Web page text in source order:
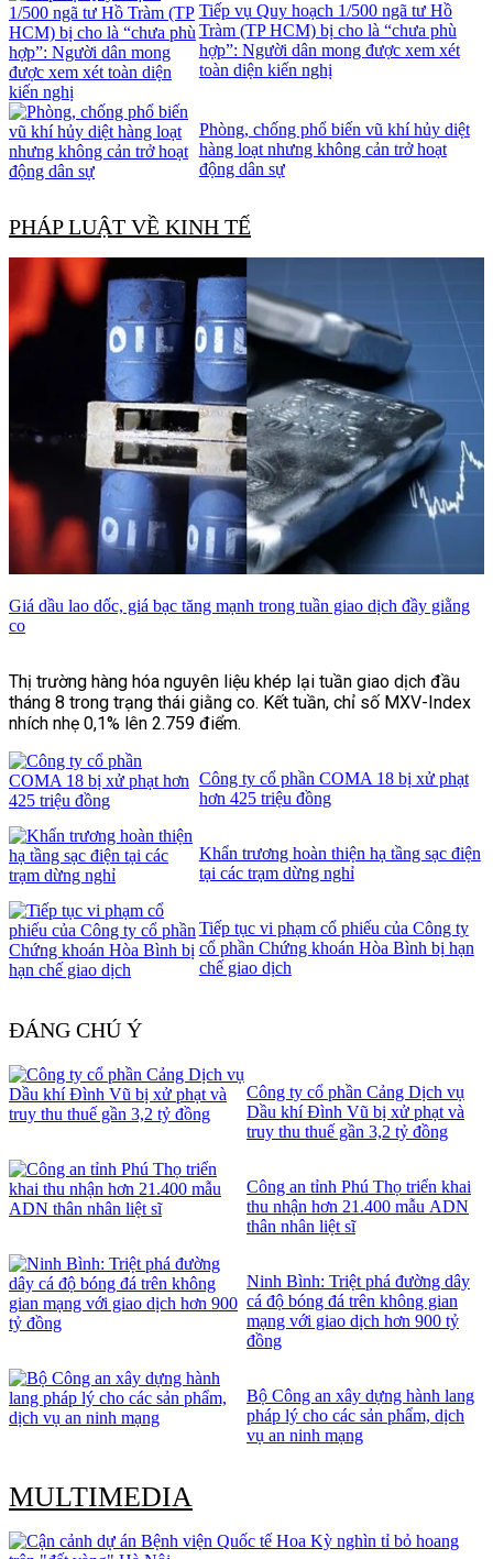
Tiếp vụ Quy hoạch 1/500 ngã tư Hồ
Tràm (TP HCM) bị cho là “chưa phù
hợp”: Người dân mong được xem xét
toàn diện kiến nghị
Phòng, chống phổ biến vũ khí hủy diệt
hàng loạt nhưng không cản trở hoạt
động dân sự
PHÁP LUẬT VỀ KINH TẾ
Giá dầu lao dốc, giá bạc tăng mạnh trong tuần giao dịch đầy giằng
co
Thị trường hàng hóa nguyên liệu khép lại tuần giao dịch đầu
tháng 8 trong trạng thái giằng co. Kết tuần, chỉ số MXV-Index
nhích nhẹ 0,1% lên 2.759 điểm.
Công ty cổ phần COMA 18 bị xử phạt
hơn 425 triệu đồng
Khẩn trương hoàn thiện hạ tầng sạc điện
tại các trạm dừng nghỉ
Tiếp tục vi phạm cổ phiếu của Công ty
cổ phần Chứng khoán Hòa Bình bị hạn
chế giao dịch
ĐÁNG CHÚ Ý
Công ty cổ phần Cảng Dịch vụ
Dầu khí Đình Vũ bị xử phạt và
truy thu thuế gần 3,2 tỷ đồng
Công an tỉnh Phú Thọ triển khai
thu nhận hơn 21.400 mẫu ADN
thân nhân liệt sĩ
Ninh Bình: Triệt phá đường dây
cá độ bóng đá trên không gian
mạng với giao dịch hơn 900 tỷ
đồng
Bộ Công an xây dựng hành lang
pháp lý cho các sản phẩm, dịch
vụ an ninh mạng
MULTIMEDIA